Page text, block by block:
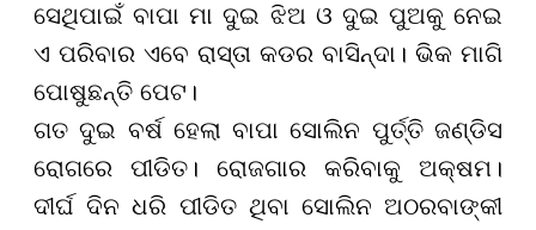
ସେଥିପାଇଁ ବାପା ମା ଦୁଇ ଝିଅ ଓ ଦୁଇ ପୁଅକୁ ନେଇ
ଏ ପରିବାର ଏବେ ରାସ୍ତା କଡର ବାସିନ୍ଦା। ଭିକ ମାଗି
ପୋଷୁଛନ୍ତି ପେଟ।
ଗତ ଦୁଇ ବର୍ଷ ହେଲା ବାପା ସୋଲିନ ପୁର୍ତ୍ତି ଜଣ୍ଡିସ
ରୋଗରେ ପୀଡିତ। ରୋଜଗାର କରିବାକୁ ଅକ୍ଷମ।
ଦୀର୍ଘ ଦିନ ଧରି ପୀଡିତ ଥିବା ସୋଲିନ ଅଠରବାଙ୍କୀ